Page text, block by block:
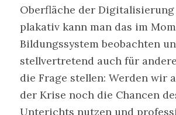
Oberfläche der Digitalisierung
plakativ kann man das im
Bildungssystem beobachten
stellvertretend auch für
die Frage stellen: Werden wir
der Krise noch die Chancen
Unterichts nutzen und